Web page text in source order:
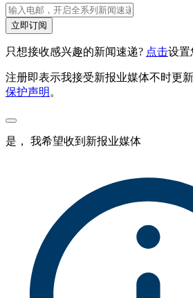
立即订阅
只想接收感兴趣的新闻速递? 点击设置
注册即表示我接受新报业媒体不时更
保护声明 。
是， 我希望收到新报业媒体